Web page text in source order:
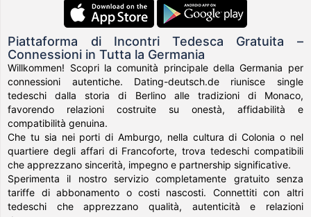
Piattaforma di Incontri Tedesca Gratuita –
Connessioni in Tutta la Germania
Willkommen! Scopri la comunità principale della Germania per
connessioni autentiche. Dating-deutsch.de riunisce single
tedeschi dalla storia di Berlino alle tradizioni di Monaco,
favorendo relazioni costruite su onestà, affidabilità e
compatibilità genuina.
Che tu sia nei porti di Amburgo, nella cultura di Colonia o nel
quartiere degli affari di Francoforte, trova tedeschi compatibili
che apprezzano sincerità, impegno e partnership significative.
Sperimenta il nostro servizio completamente gratuito senza
tariffe di abbonamento o costi nascosti. Connettiti con altri
tedeschi che apprezzano qualità, autenticità e relazioni